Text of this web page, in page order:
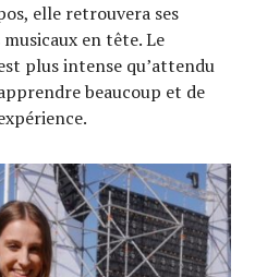
elle retrouvera ses
en tête. Le
plus intense qu’attendu
beaucoup et de